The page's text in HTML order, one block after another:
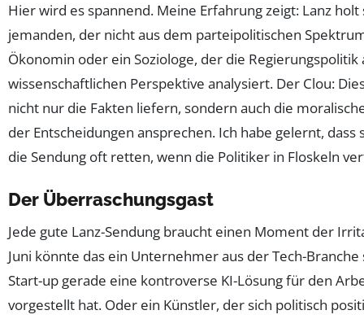
Hier wird es spannend. Meine Erfahrung zeigt: Lanz
jemanden, der nicht aus dem parteipolitischen
Ökonomin oder ein Soziologe, der die Regierungspolitik
wissenschaftlichen Perspektive analysiert. Der Clou:
nicht nur die Fakten liefern, sondern auch die
der Entscheidungen ansprechen. Ich habe gelernt, dass
die Sendung oft retten, wenn die Politiker in Floskeln
Der Überraschungsgast
Jede gute Lanz-Sendung braucht einen Moment der
Juni könnte das ein Unternehmer aus der Tech-Branche
Start-up gerade eine kontroverse KI-Lösung für den
vorgestellt hat. Oder ein Künstler, der sich politisch